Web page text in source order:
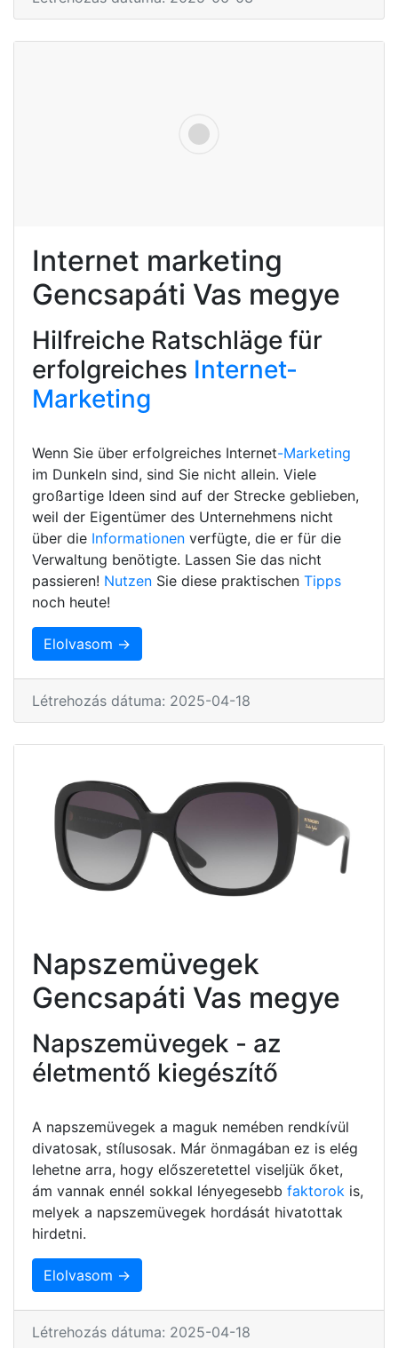
Internet marketing
Gencsapáti Vas megye
Hilfreiche Ratschläge für
erfolgreiches Internet-
Marketing
Wenn Sie über erfolgreiches Internet-Marketing
im Dunkeln sind, sind Sie nicht allein. Viele
großartige Ideen sind auf der Strecke geblieben,
weil der Eigentümer des Unternehmens nicht
über die Informationen verfügte, die er für die
Verwaltung benötigte. Lassen Sie das nicht
passieren! Nutzen Sie diese praktischen Tipps
noch heute!
Elolvasom →
Létrehozás dátuma: 2025-04-18
Napszemüvegek
Gencsapáti Vas megye
Napszemüvegek - az
életmentő kiegészítő
A napszemüvegek a maguk nemében rendkívül
divatosak, stílusosak. Már önmagában ez is elég
lehetne arra, hogy előszeretettel viseljük őket,
ám vannak ennél sokkal lényegesebb faktorok is,
melyek a napszemüvegek hordását hivatottak
hirdetni.
Elolvasom →
Létrehozás dátuma: 2025-04-18